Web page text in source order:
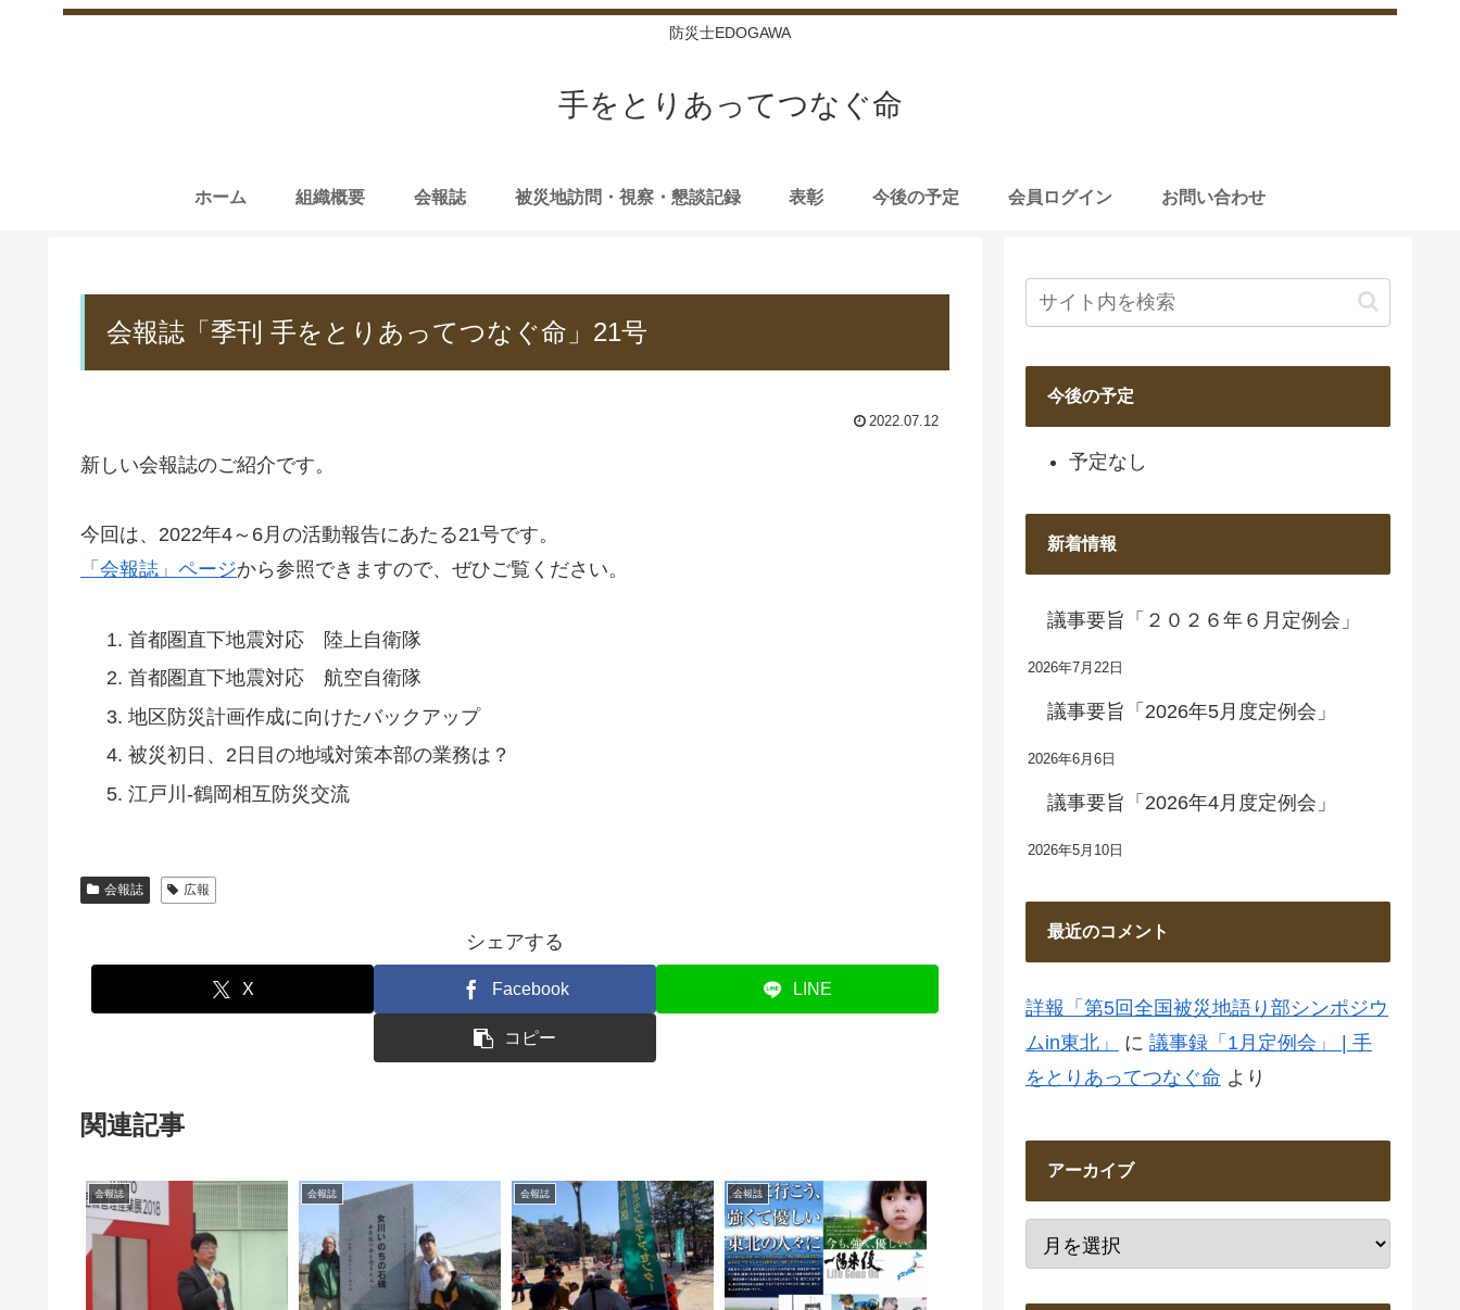
防災士EDOGAWA
手をとりあってつなぐ命
ホーム 組織概要 会報誌 被災地訪問・視察・懇談記録 表彰 今後の予定 会員ログイン お問い合わせ
会報誌「季刊 手をとりあってつなぐ命」21号
2022.07.12
新しい会報誌のご紹介です。
今回は、2022年4～6月の活動報告にあたる21号です。
「会報誌」ページから参照できますので、ぜひご覧ください。
首都圏直下地震対応 陸上自衛隊
首都圏直下地震対応 航空自衛隊
地区防災計画作成に向けたバックアップ
被災初日、2日目の地域対策本部の業務は？
江戸川-鶴岡相互防災交流
会報誌 広報
シェアする
X Facebook LINE
コピー
関連記事
会報誌 会報誌 会報誌 会報誌
今後の予定
予定なし
新着情報
議事要旨「２０２６年６月定例会」
2026年7月22日
議事要旨「2026年5月度定例会」
2026年6月6日
議事要旨「2026年4月度定例会」
2026年5月10日
最近のコメント
詳報「第5回全国被災地語り部シンポジウ
ムin東北」
に 議事録「1月定例会」 | 手
をとりあってつなぐ命 より
アーカイブ